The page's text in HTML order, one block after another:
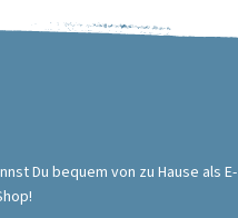
Du bequem von zu Hause als E-